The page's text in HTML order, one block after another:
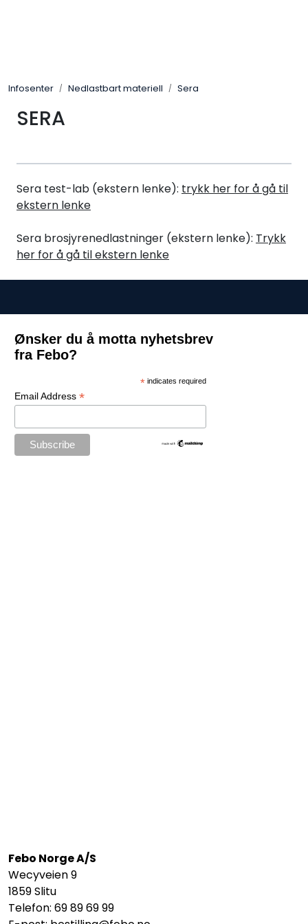
Infosenter Nedlastbart materiell Sera
SERA
Sera test-lab (ekstern lenke): trykk her for å gå til
ekstern lenke
Sera brosjyrenedlastninger (ekstern lenke): Trykk
her for å gå til ekstern lenke
Ønsker du å motta nyhetsbrev
fra Febo?
* indicates required
Email Address *
Febo Norge A/S
Wecyveien 9
1859 Slitu
Telefon: 69 89 69 99
Leverandører
Forhandlersøk